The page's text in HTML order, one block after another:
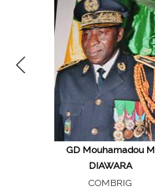
GD Mouhamadou M
DIAWARA
COMBRIG